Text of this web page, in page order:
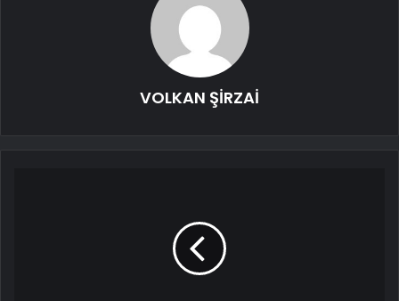
VOLKAN ŞİRZAİ